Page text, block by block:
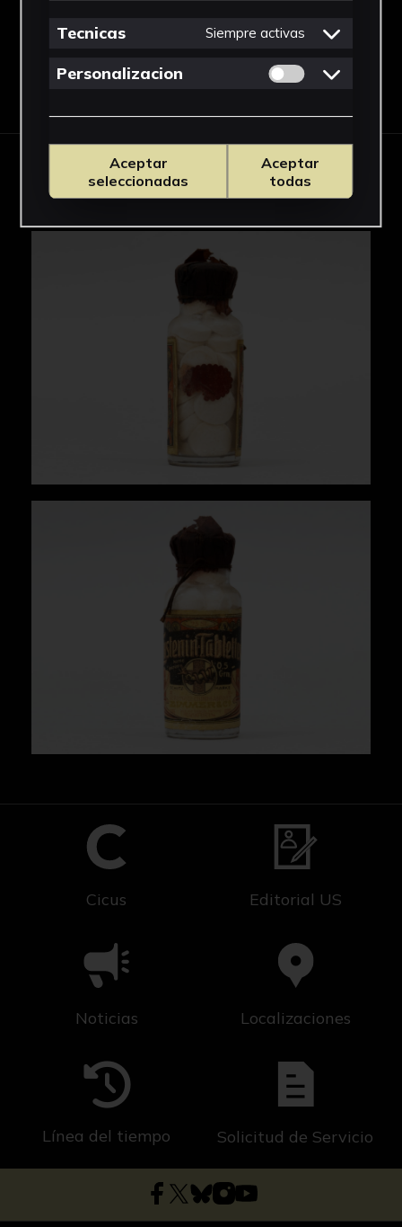
IMÁGENES
Cicus Editorial US
Noticias Localizaciones
Línea del tiempo Solicitud de Servicio
Tecnicas Siempre activas
Personalizacion Permitir cookies
Aceptar
seleccionadas
Aceptar
todas